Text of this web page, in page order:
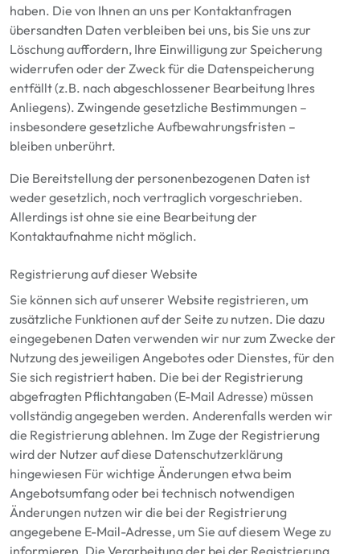
haben. Die von Ihnen an uns per Kontaktanfragen
übersandten Daten verbleiben bei uns, bis Sie uns zur
Löschung auffordern, Ihre Einwilligung zur Speicherung
widerrufen oder der Zweck für die Datenspeicherung
entfällt (z.B. nach abgeschlossener Bearbeitung Ihres
Anliegens). Zwingende gesetzliche Bestimmungen –
insbesondere gesetzliche Aufbewahrungsfristen –
bleiben unberührt.
Die Bereitstellung der personenbezogenen Daten ist
weder gesetzlich, noch vertraglich vorgeschrieben.
Allerdings ist ohne sie eine Bearbeitung der
Kontaktaufnahme nicht möglich.
Registrierung auf dieser Website
Sie können sich auf unserer Website registrieren, um
zusätzliche Funktionen auf der Seite zu nutzen. Die dazu
eingegebenen Daten verwenden wir nur zum Zwecke der
Nutzung des jeweiligen Angebotes oder Dienstes, für den
Sie sich registriert haben. Die bei der Registrierung
abgefragten Pflichtangaben (E-Mail Adresse) müssen
vollständig angegeben werden. Anderenfalls werden wir
die Registrierung ablehnen. Im Zuge der Registrierung
wird der Nutzer auf diese Datenschutzerklärung
hingewiesen Für wichtige Änderungen etwa beim
Angebotsumfang oder bei technisch notwendigen
Änderungen nutzen wir die bei der Registrierung
angegebene E-Mail-Adresse, um Sie auf diesem Wege zu
informieren. Die Verarbeitung der bei der Registrierung